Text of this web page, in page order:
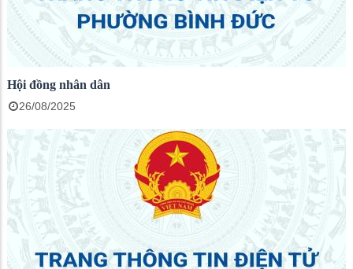
Hội đồng nhân dân
26/08/2025